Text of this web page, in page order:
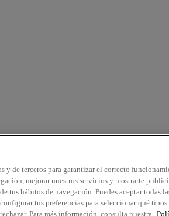
y de terceros para garantizar el correcto
mejorar nuestros servicios y mostrarte
tus hábitos de navegación. Puedes aceptar todas
tus preferencias para seleccionar qué tipos
Para más información, consulta nuestra